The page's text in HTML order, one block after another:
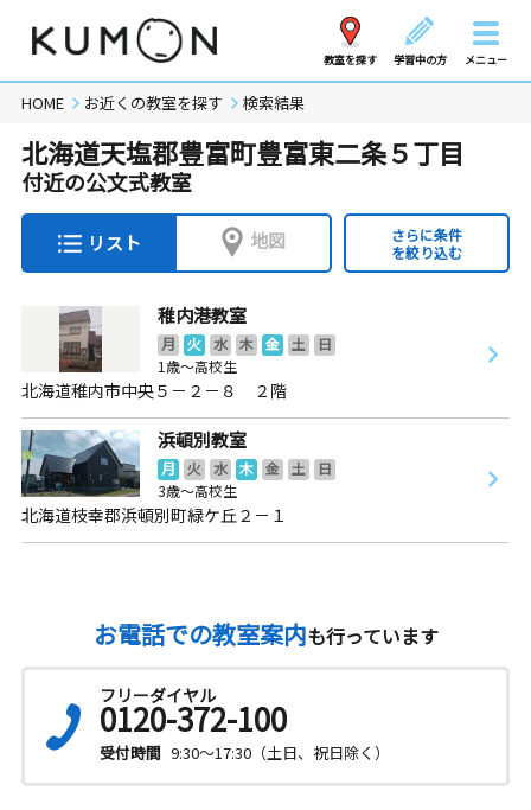
教室を探す 学習中の方 メニュー
HOME お近くの教室を探す 検索結果
北海道天塩郡豊富町豊富東二条５丁目
付近の公文式教室
リスト 地図
さらに条件
を絞り込む
稚内港教室
月 火 水 木 金 土
日
1歳～高校生
北海道稚内市中央５－２－８ ２階
浜頓別教室
月 火 水 木 金 土
日
3歳～高校生
北海道枝幸郡浜頓別町緑ケ丘２－１
お電話での教室案内も行っています
フリーダイヤル
0120-372-100
受付時間 9:30～17:30（土日、祝日除く）